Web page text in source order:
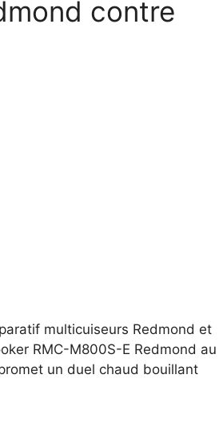
contre
multicuiseurs Redmond et
RMC-M800S-E Redmond au
un duel chaud bouillant